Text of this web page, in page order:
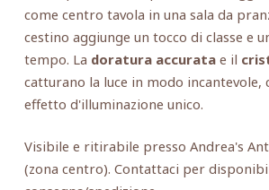
come centro tavola in una sala da
cestino aggiunge un tocco di classe e
tempo. La doratura accuratae il
catturano la luce in modo incantevole,
effetto d'illuminazione unico.
Visibile e ritirabile presso Andrea's
(zona centro). Contattaci per